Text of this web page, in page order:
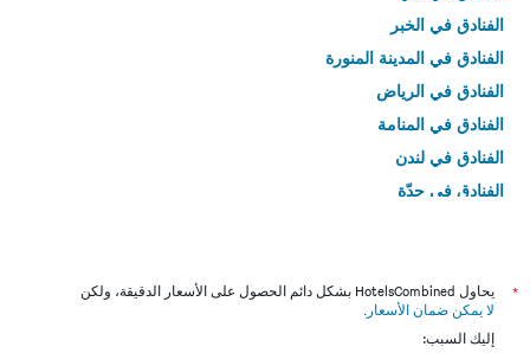
الفنادق في الخبر
الفنادق في المدينة المنورة
الفنادق في الرياض
الفنادق في المنامة
الفنادق في لندن
الفنادق في جدّة
*
يحاول HotelsCombined بشكل دائم الحصول على الأسعار الدقيقة، ولكن
لا يمكن ضمان الأسعار .
إليك السبب: